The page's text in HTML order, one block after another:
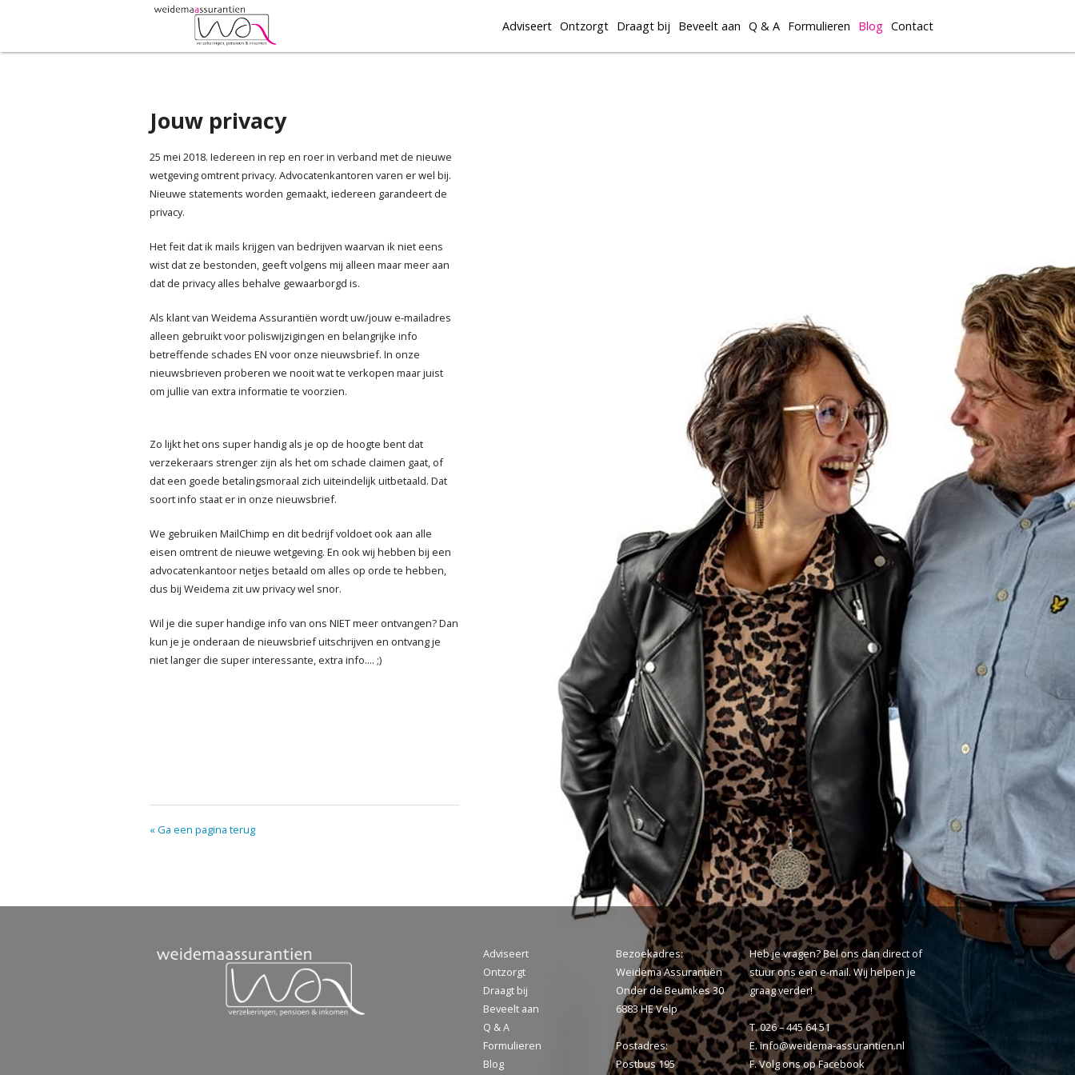
Adviseert Ontzorgt Draagt bij Beveelt aan Q & A Formulieren Blog Contact
Jouw privacy
25 mei 2018. Iedereen in rep en roer in verband met de nieuwe
wetgeving omtrent privacy. Advocatenkantoren varen er wel bij.
Nieuwe statements worden gemaakt, iedereen garandeert de
privacy.
Het feit dat ik mails krijgen van bedrijven waarvan ik niet eens
wist dat ze bestonden, geeft volgens mij alleen maar meer aan
dat de privacy alles behalve gewaarborgd is.
Als klant van Weidema Assurantiën wordt uw/jouw e-mailadres
alleen gebruikt voor poliswijzigingen en belangrijke info
betreffende schades EN voor onze nieuwsbrief. In onze
nieuwsbrieven proberen we nooit wat te verkopen maar juist
om jullie van extra informatie te voorzien.
Zo lijkt het ons super handig als je op de hoogte bent dat
verzekeraars strenger zijn als het om schade claimen gaat, of
dat een goede betalingsmoraal zich uiteindelijk uitbetaald. Dat
soort info staat er in onze nieuwsbrief.
We gebruiken MailChimp en dit bedrijf voldoet ook aan alle
eisen omtrent de nieuwe wetgeving. En ook wij hebben bij een
advocatenkantoor netjes betaald om alles op orde te hebben,
dus bij Weidema zit uw privacy wel snor.
Wil je die super handige info van ons NIET meer ontvangen? Dan
kun je je onderaan de nieuwsbrief uitschrijven en ontvang je
niet langer die super interessante, extra info.... ;)
« Ga een pagina terug
Adviseert
Ontzorgt
Draagt bij
Beveelt aan
Q & A
Formulieren
Blog
Bezoekadres:
Weidema Assurantiën
Onder de Beumkes 30
6883 HE Velp
Postadres:
Postbus 195
Heb je vragen? Bel ons dan direct of
stuur ons eene-mail. Wij helpen je
graag verder!
T. 026 – 445 64 51
E.info@weidema-assurantien.nl
F. Volg ons opFacebook